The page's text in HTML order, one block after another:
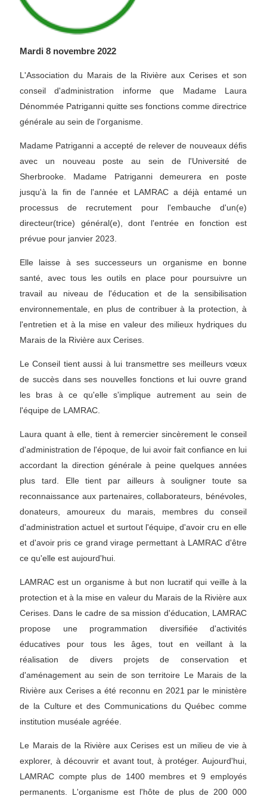
Mardi 8 novembre 2022
L'Association du Marais de la Rivière aux Cerises et son
conseil d'administration informe que Madame Laura
Dénommée Patriganni quitte ses fonctions comme directrice
générale au sein de l'organisme.
Madame Patriganni a accepté de relever de nouveaux défis
avec un nouveau poste au sein de l'Université de
Sherbrooke. Madame Patriganni demeurera en poste
jusqu'à la fin de l'année et LAMRAC a déjà entamé un
processus de recrutement pour l'embauche d'un(e)
directeur(trice) général(e), dont l'entrée en fonction est
prévue pour janvier 2023.
Elle laisse à ses successeurs un organisme en bonne
santé, avec tous les outils en place pour poursuivre un
travail au niveau de l'éducation et de la sensibilisation
environnementale, en plus de contribuer à la protection, à
l'entretien et à la mise en valeur des milieux hydriques du
Marais de la Rivière aux Cerises.
Le Conseil tient aussi à lui transmettre ses meilleurs vœux
de succès dans ses nouvelles fonctions et lui ouvre grand
les bras à ce qu'elle s'implique autrement au sein de
l'équipe de LAMRAC.
Laura quant à elle, tient à remercier sincèrement le conseil
d'administration de l'époque, de lui avoir fait confiance en lui
accordant la direction générale à peine quelques années
plus tard. Elle tient par ailleurs à souligner toute sa
reconnaissance aux partenaires, collaborateurs, bénévoles,
donateurs, amoureux du marais, membres du conseil
d'administration actuel et surtout l'équipe, d'avoir cru en elle
et d'avoir pris ce grand virage permettant à LAMRAC d'être
ce qu'elle est aujourd'hui.
LAMRAC est un organisme à but non lucratif qui veille à la
protection et à la mise en valeur du Marais de la Rivière aux
Cerises. Dans le cadre de sa mission d'éducation, LAMRAC
propose une programmation diversifiée d'activités
éducatives pour tous les âges, tout en veillant à la
réalisation de divers projets de conservation et
d'aménagement au sein de son territoire Le Marais de la
Rivière aux Cerises a été reconnu en 2021 par le ministère
de la Culture et des Communications du Québec comme
institution muséale agréée.
Le Marais de la Rivière aux Cerises est un milieu de vie à
explorer, à découvrir et avant tout, à protéger. Aujourd'hui,
LAMRAC compte plus de 1400 membres et 9 employés
permanents. L'organisme est l'hôte de plus de 200 000